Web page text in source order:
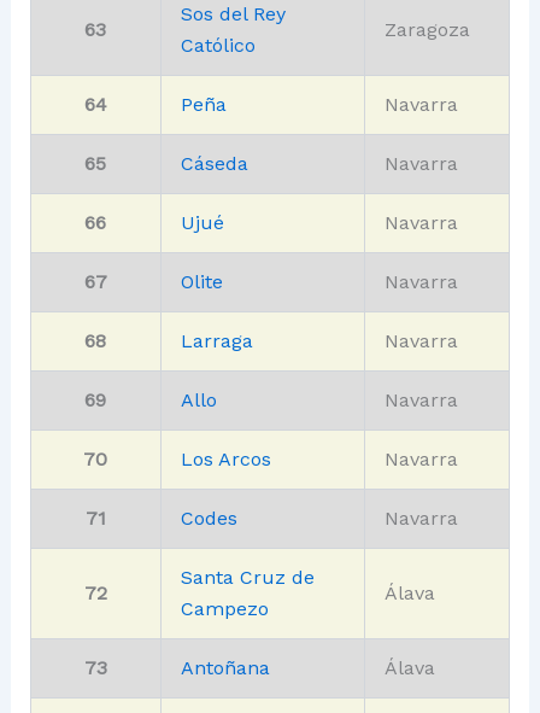
63
Sos del Rey
Católico
Zaragoza
64 Peña Navarra
65 Cáseda Navarra
66 Ujué Navarra
67 Olite Navarra
68 Larraga Navarra
69 Allo Navarra
70 Los Arcos Navarra
71 Codes Navarra
72
Santa Cruz de
Campezo
Álava
73 Antoñana Álava